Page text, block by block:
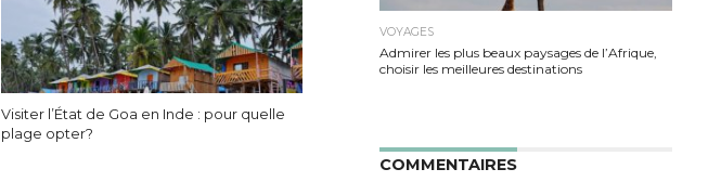
Visiter l’État de Goa en Inde : pour quelle
plage opter?
VOYAGES
Admirer les plus beaux paysages de l’Afrique,
choisir les meilleures destinations
COMMENTAIRES